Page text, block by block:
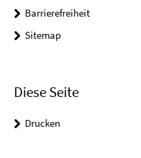
Barrierefreiheit
Sitemap
Diese Seite
Drucken